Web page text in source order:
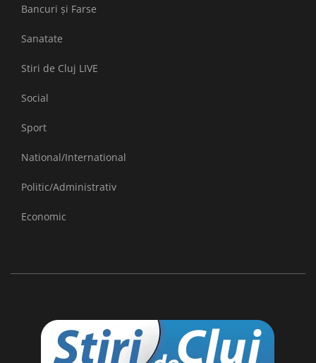
Bancuri și Farse
Sanatate
Stiri de Cluj LIVE
Social
Sport
National/International
Politic/Administrativ
Economic